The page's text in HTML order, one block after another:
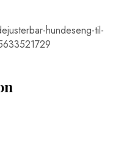
hundeseng-til-